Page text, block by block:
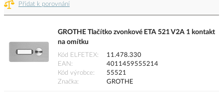
Přidat k porovnání
GROTHE Tlačítko zvonkové ETA 521 V2A 1 kontakt
na omítku
Kód ELFETEX
11.478.330
EAN
4011459555214
Kód výrobce
55521
Značka
GROTHE